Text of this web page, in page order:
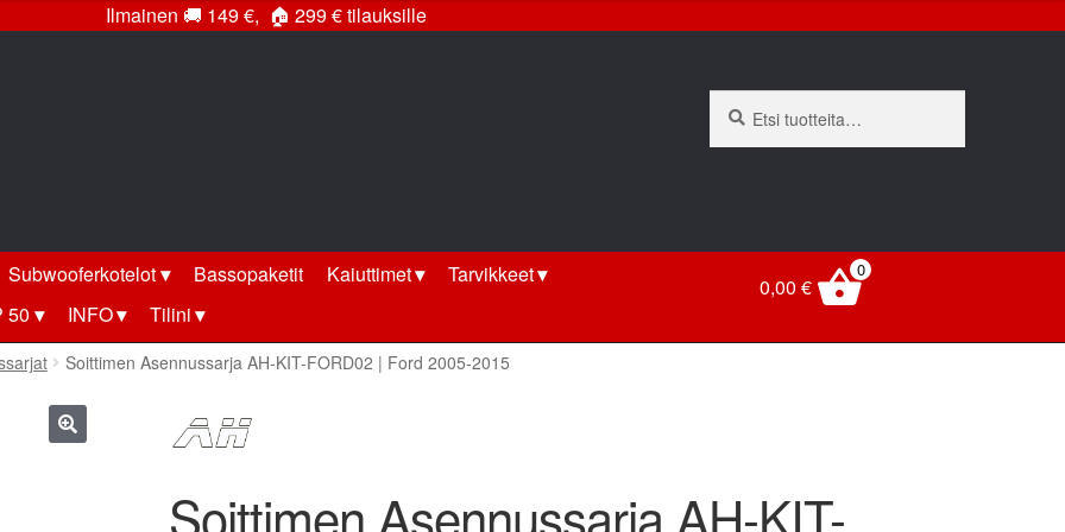
Ilmainen 🚚 149 €, 🏠 299 € tilauksille
Subwooferkotelot Bassopaketit Kaiuttimet
Tarvikkeet
50 INFO Tilini
0,00€
0
Soittimen Asennussarja AH-KIT-FORD02 | Ford 2005-2015
Soittimen Asennussarja AH-KIT-